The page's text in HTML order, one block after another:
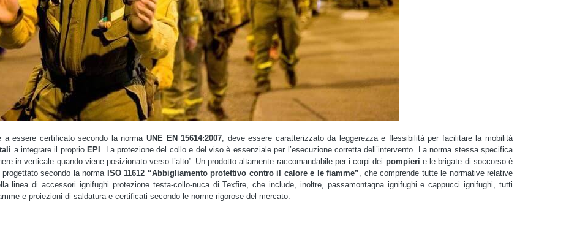
a essere certificato secondo la normaUNE EN 15614:2007, deve essere caratterizzato da leggerezza e flessibilità per facilitare la mobilità
a integrare il proprio EPI . La protezione del collo e del viso è essenziale per l’esecuzione corretta dell’intervento. La norma stessa specifica
in verticale quando viene posizionato verso l’alto”. Un prodotto altamente raccomandabile per i corpi dei pompieri e le brigate di soccorso è
secondo la norma ISO 11612 “Abbigliamento protettivo contro il calore e le fiamme”, che comprende tutte le normative relative
linea di accessori ignifughi protezione testa-collo-nuca di Texfire, che include, inoltre, passamontagna ignifughi e cappucci ignifughi, tutti
e proiezioni di saldatura e certificati secondo le norme rigorose del mercato.